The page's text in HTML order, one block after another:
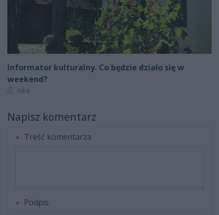
Informator kulturalny. Co będzie działo się w
weekend?
Autor artykułu:
nika
Napisz komentarz
Treść komentarza
Podpis